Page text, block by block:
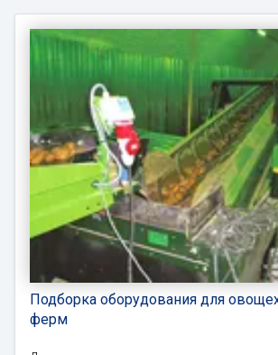
Подборка оборудования для
ферм